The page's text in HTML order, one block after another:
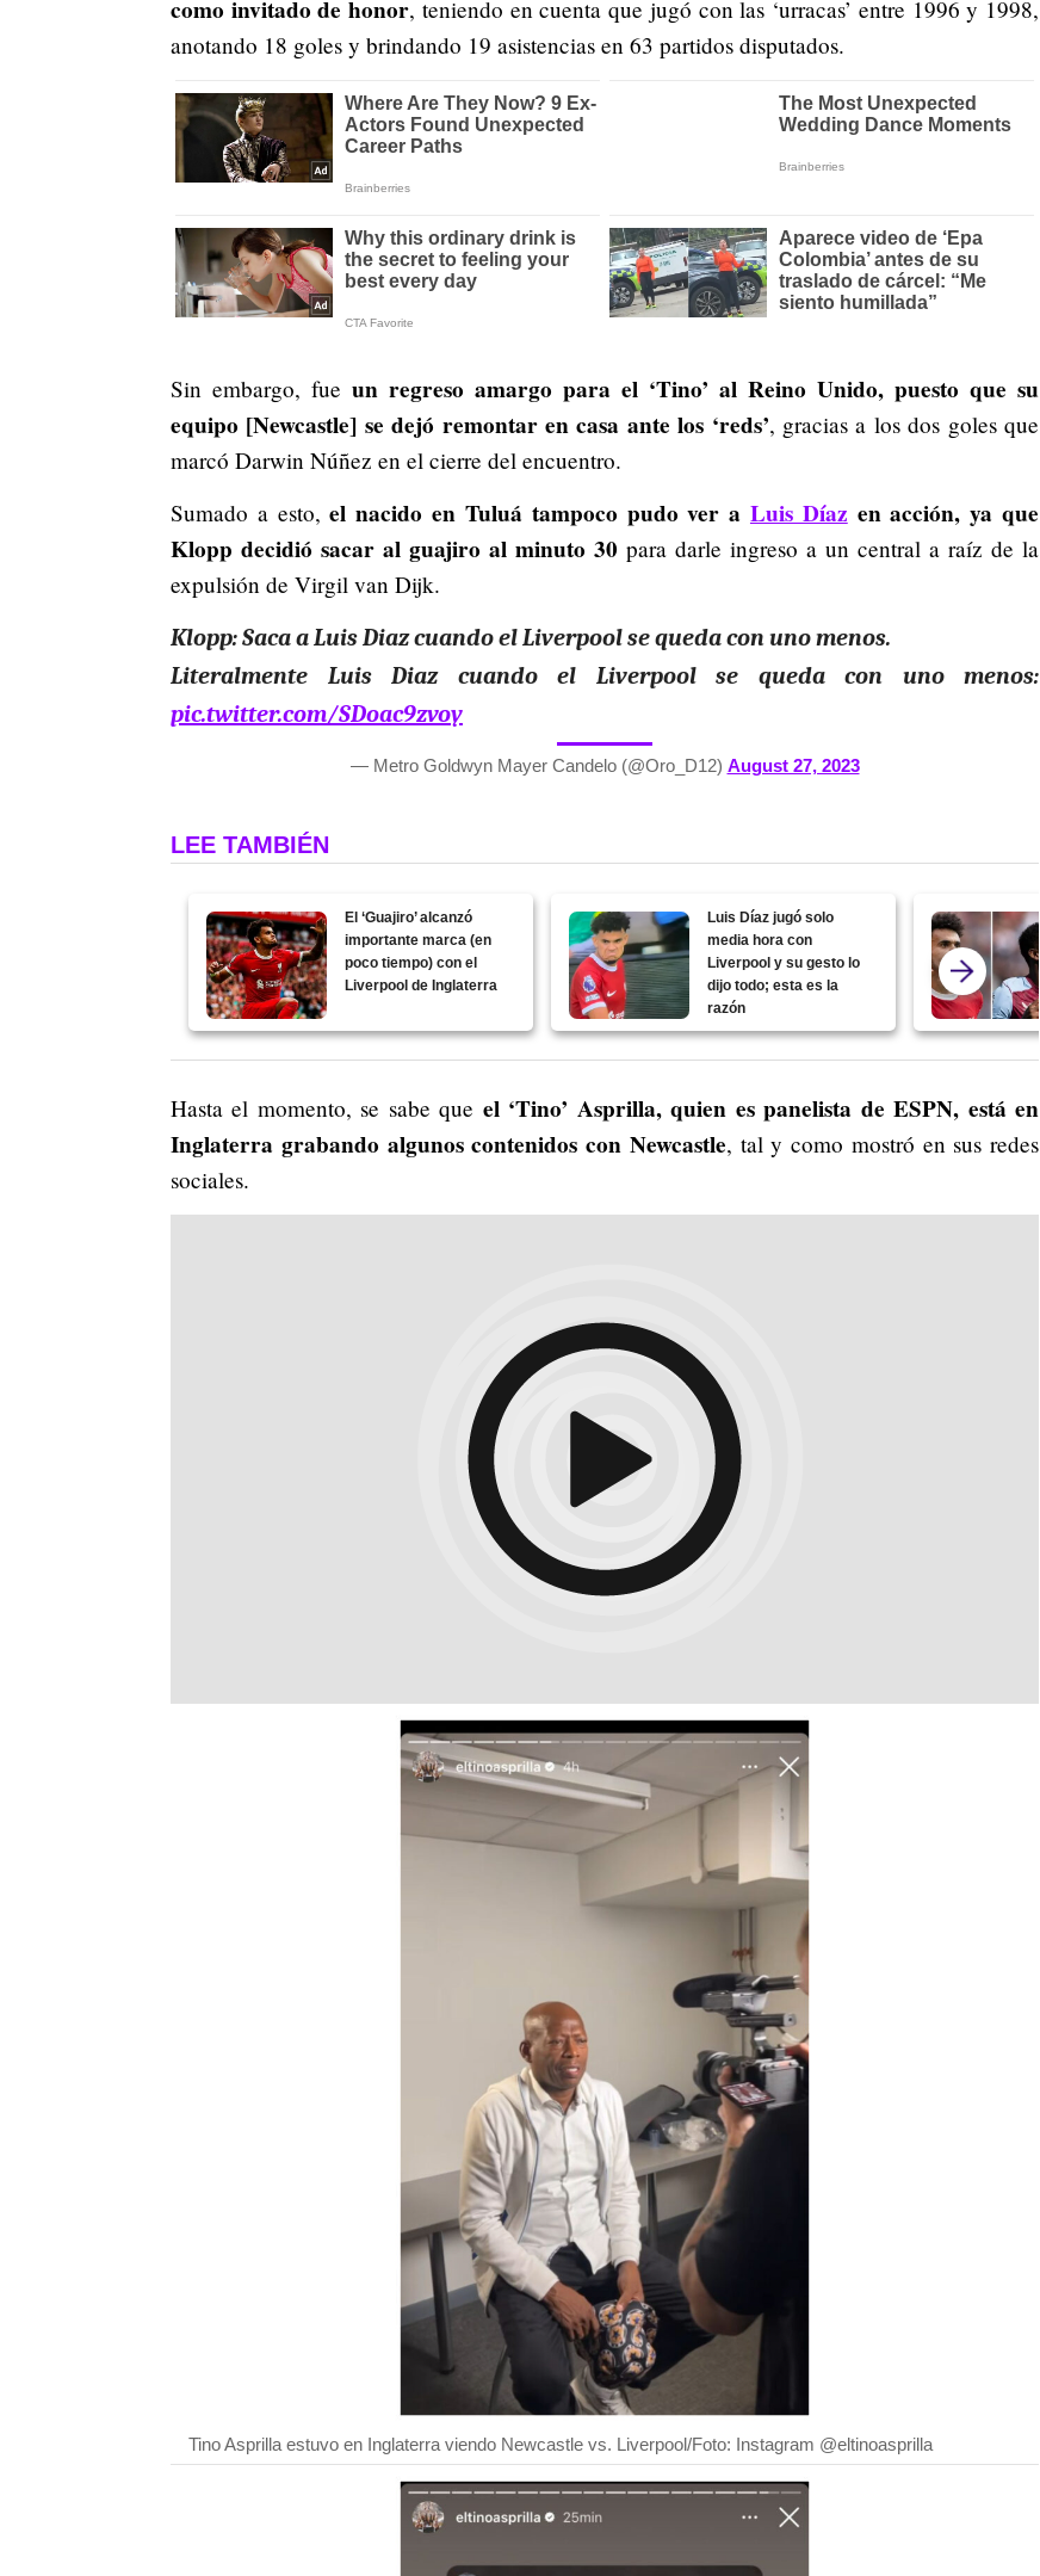
como invitado de honor, teniendo en cuenta que jugó con las ‘urracas’ entre 1996 y 1998,
anotando 18 goles y brindando 19 asistencias en 63 partidos disputados.
Sin embargo, fue un regreso amargo para el ‘Tino’ al Reino Unido, puesto que su
equipo [Newcastle] se dejó remontar en casa ante los ‘reds’, gracias a los dos goles que
marcó Darwin Núñez en el cierre del encuentro.
Sumado a esto,el nacido en Tuluá tampoco pudo ver a Luis Díaz en acción, ya que
Klopp decidió sacar al guajiro al minuto 30 para darle ingreso a un central a raíz de la
expulsión de Virgil van Dijk.
Klopp: Saca a Luis Diaz cuando el Liverpool se queda con uno menos.
Literalmente Luis Diaz cuando el Liverpool se queda con uno menos:
pic.twitter.com/SDoac9zvoy
— Metro Goldwyn Mayer Candelo (@Oro_D12) August 27, 2023
LEE TAMBIÉN
El ‘Guajiro’ alcanzó
importante marca (en
poco tiempo) con el
Liverpool de Inglaterra
Luis Díaz jugó solo
media hora con
Liverpool y su gesto lo
dijo todo; esta es la
razón
Hasta el momento, se sabe que el ‘Tino’ Asprilla, quien es panelista de ESPN, está en
Inglaterra grabando algunos contenidos con Newcastle, tal y como mostró en sus redes
sociales.
Tino Asprilla estuvo en Inglaterra viendo Newcastle vs. Liverpool/Foto: Instagram @eltinoasprilla